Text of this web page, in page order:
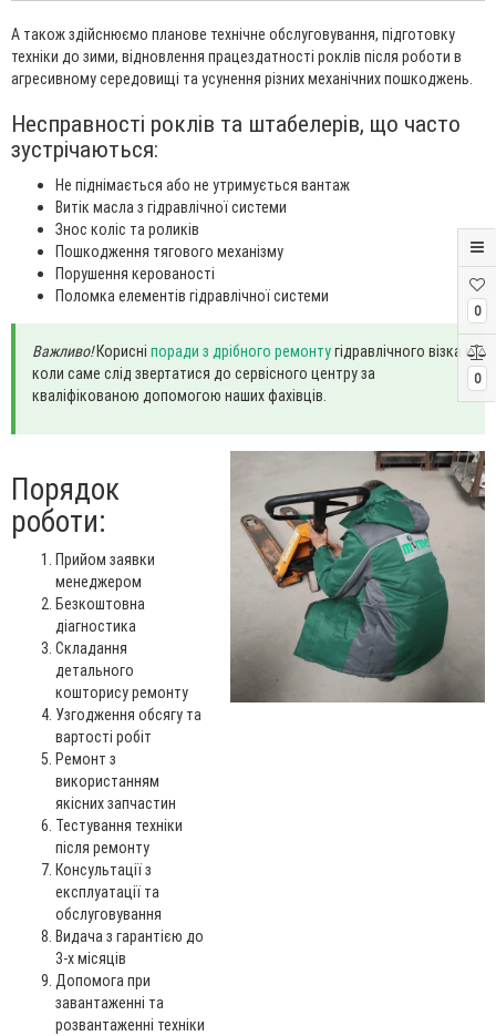
0
0
А також здійснюємо планове технічне обслуговування, підготовку
техніки до зими, відновлення працездатності роклів після роботи в
агресивному середовищі та усунення різних механічних пошкоджень.
Несправності роклів та штабелерів, що часто
зустрічаються:
Не піднімається або не утримується вантаж
Витік масла з гідравлічної системи
Знос коліс та роликів
Пошкодження тягового механізму
Порушення керованості
Поломка елементів гідравлічної системи
Важливо!Корисні поради з дрібного ремонтугідравлічного візка і
коли саме слід звертатися до сервісного центру за
кваліфікованою допомогою наших фахівців.
Порядок
роботи:
Прийом заявки
менеджером
Безкоштовна
діагностика
Складання
детального
кошторису ремонту
Узгодження обсягу та
вартості робіт
Ремонт з
використанням
якісних запчастин
Тестування техніки
після ремонту
Консультації з
експлуатації та
обслуговування
Видача з гарантією до
3-х місяців
Допомога при
завантаженні та
розвантаженні техніки